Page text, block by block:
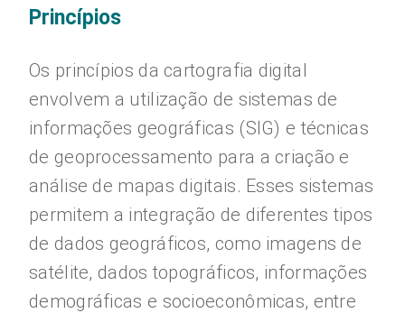
Princípios
Os princípios da cartografia digital
envolvem a utilização de sistemas de
informações geográficas (SIG) e técnicas
de geoprocessamento para a criação e
análise de mapas digitais. Esses sistemas
permitem a integração de diferentes tipos
de dados geográficos, como imagens de
satélite, dados topográficos, informações
demográficas e socioeconômicas, entre